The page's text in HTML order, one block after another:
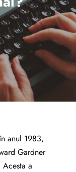
anul 1983,
Gardner
a